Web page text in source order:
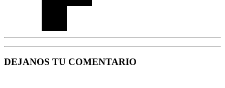
DEJANOS TU COMENTARIO